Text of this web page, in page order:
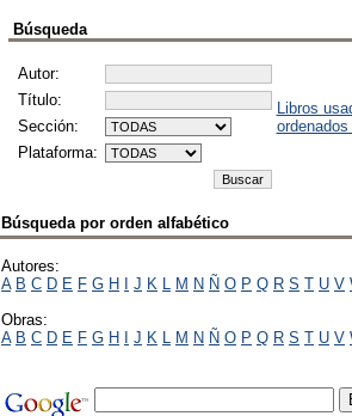
Búsqueda
Autor:
Título:
Sección:
Plataforma:
Libros
Búsqueda por orden alfabético
Autores:
A B C D E F G H I J K L M N Ñ O P Q R S T U V
Obras:
A B C D E F G H I J K L M N Ñ O P Q R S T U V